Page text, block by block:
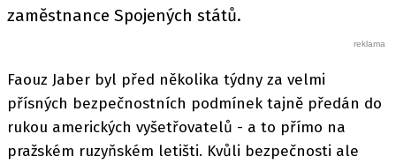
zaměstnance Spojených států.
Faouz Jaber byl před několika týdny za velmi
přísných bezpečnostních podmínek tajně předán do
rukou amerických vyšetřovatelů - a to přímo na
pražském ruzyňském letišti. Kvůli bezpečnosti ale